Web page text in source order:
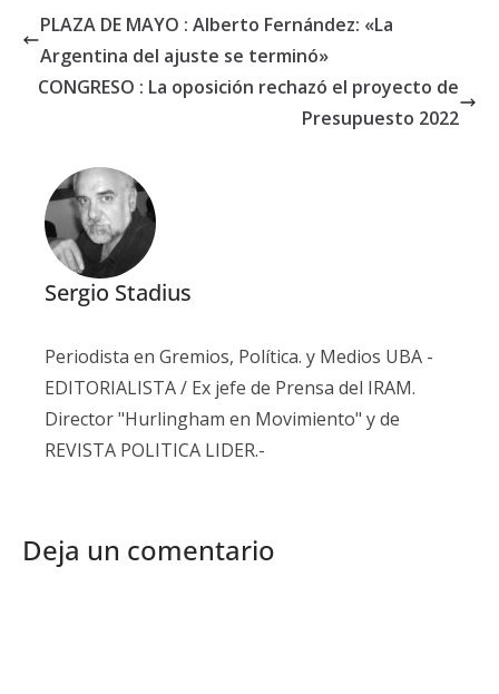
PLAZA DE MAYO : Alberto Fernández: «La
Argentina del ajuste se terminó»
CONGRESO : La oposición rechazó el proyecto de
Presupuesto 2022
Sergio Stadius
Periodista en Gremios, Política. y Medios UBA -
EDITORIALISTA / Ex jefe de Prensa del IRAM.
Director "Hurlingham en Movimiento" y de
REVISTA POLITICA LIDER.-
Deja un comentario